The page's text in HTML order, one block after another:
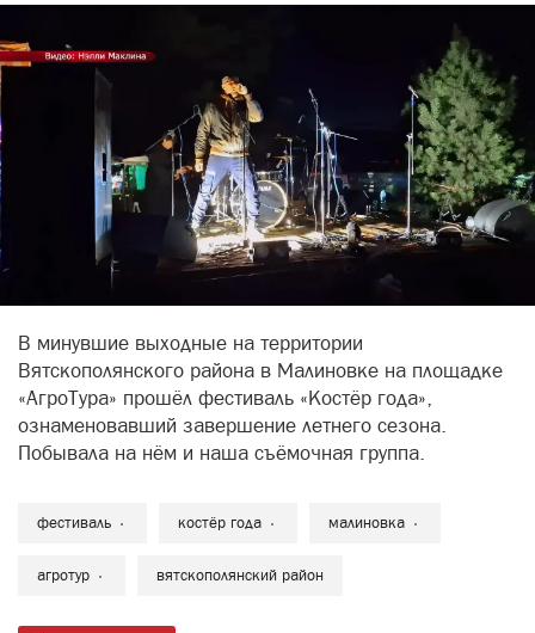
В минувшие выходные на территории
Вятскополянского района в Малиновке на площадке
«АгроТура» прошёл фестиваль «Костёр года»,
ознаменовавший завершение летнего сезона.
Побывала на нём и наша съёмочная группа.
фестиваль костёр года малиновка
агротур вятскополянский район